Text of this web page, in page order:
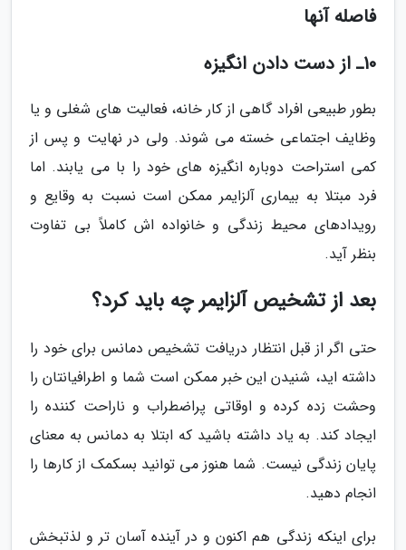
فاصله آنها
10ـ از دست دادن انگیزه
بطور طبیعی افراد گاهی از کار خانه، فعالیت های شغلی و یا
وظایف اجتماعی خسته می شوند. ولی در نهایت و پس از
کمی استراحت دوباره انگیزه های خود را با می یابند. اما
فرد مبتلا به بیماری آلزایمر ممکن است نسبت به وقایع و
رویدادهای محیط زندگی و خانواده اش کاملاً بی تفاوت
بنظر آید.
بعد از تشخیص آلزایمر چه باید کرد؟
حتی اگر از قبل انتظار دریافت تشخیص دمانس برای خود را
داشته اید، شنیدن این خبر ممکن است شما و اطرافیانتان را
وحشت زده کرده و اوقاتی پراضطراب و ناراحت کننده را
ایجاد کند. به یاد داشته باشید که ابتلا به دمانس به معنای
پایان زندگی نیست. شما هنوز می توانید بسکمک از کارها را
انجام دهید.
برای اینکه زندگی هم اکنون و در آینده آسان تر و لذتبخش